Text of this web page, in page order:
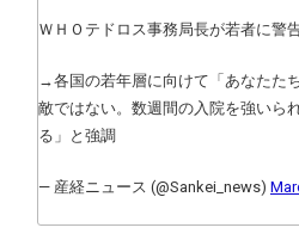
ＷＨＯテドロス事務局長が若者に警
→各国の若年層に向けて「あなたた
敵ではない。数週間の入院を強いら
る」と強調
— 産経ニュース (@Sankei_news)